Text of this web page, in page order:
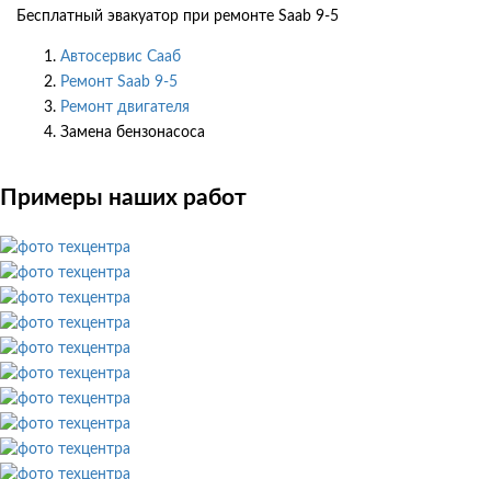
Бесплатный эвакуатор при ремонте Saab 9-5
Автосервис Сааб
Ремонт Saab 9-5
Ремонт двигателя
Замена бензонасоса
Примеры наших работ